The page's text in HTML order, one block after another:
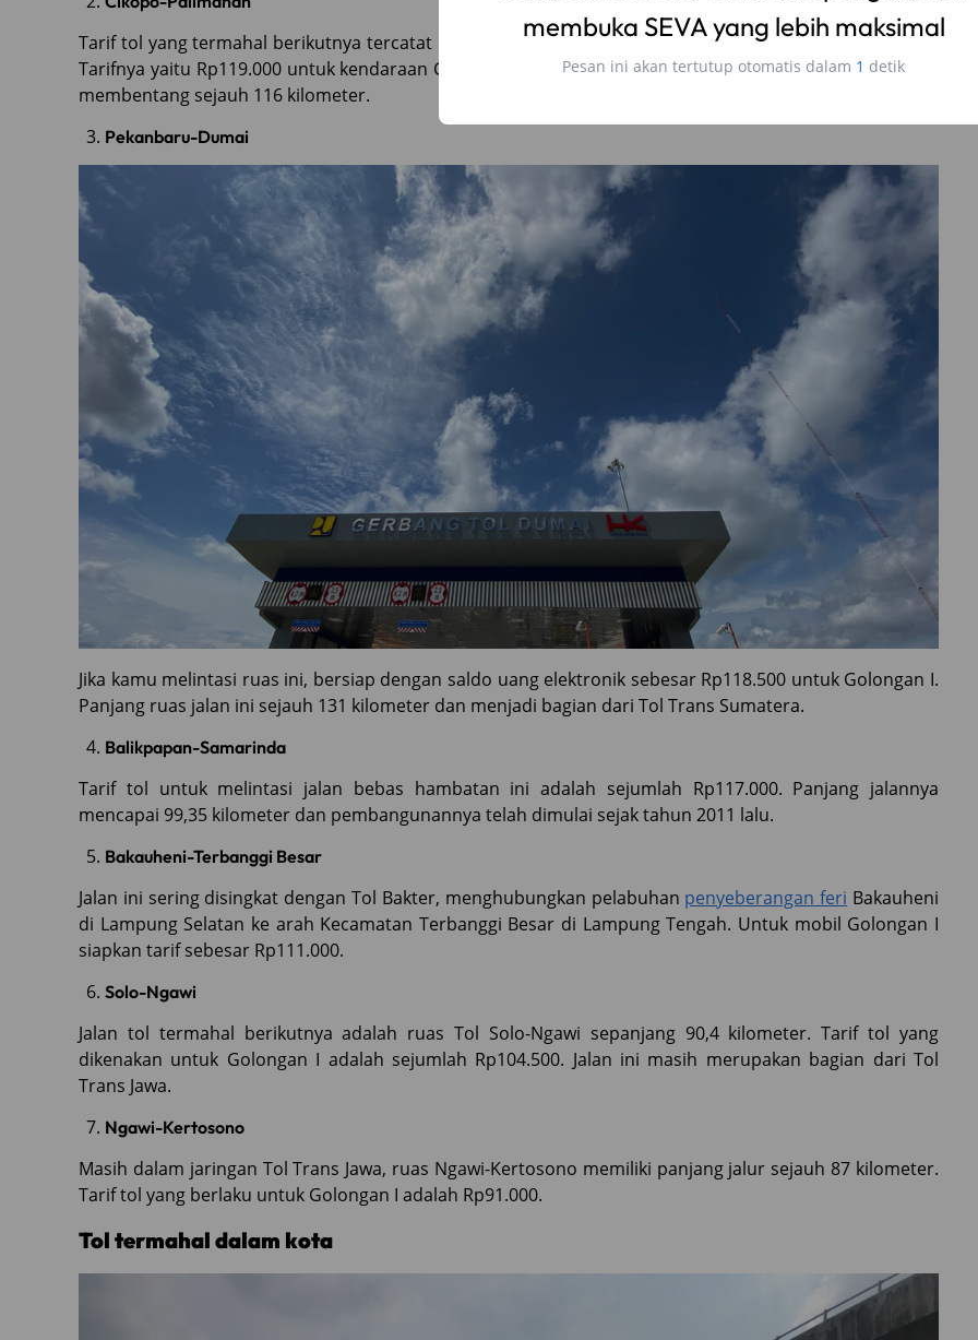
Tarif tol yang termahal berikutnya tercatat pada ruas Tol Cikopo-Palimanan atau sering disingkatCipali.
Tarifnya yaitu Rp119.000 untuk kendaraan Golongan I. Jalan ini menjadi bagian dari Tol Trans Jawa yang
membentang sejauh 116 kilometer.
Pekanbaru-Dumai
Jika kamu melintasi ruas ini, bersiap dengan saldo uang elektronik sebesar Rp118.500 untuk Golongan I.
Panjang ruas jalan ini sejauh 131 kilometer dan menjadi bagian dari Tol Trans Sumatera.
Balikpapan-Samarinda
Tarif tol untuk melintasi jalan bebas hambatan ini adalah sejumlah Rp117.000. Panjang jalannya
mencapai 99,35 kilometer dan pembangunannya telah dimulai sejak tahun 2011 lalu.
Bakauheni-Terbanggi Besar
Jalan ini sering disingkat dengan Tol Bakter, menghubungkan pelabuhan penyeberangan feri Bakauheni
di Lampung Selatan ke arah Kecamatan Terbanggi Besar di Lampung Tengah. Untuk mobil Golongan I
siapkan tarif sebesar Rp111.000.
Solo-Ngawi
Jalan tol termahal berikutnya adalah ruas Tol Solo-Ngawi sepanjang 90,4 kilometer. Tarif tol yang
dikenakan untuk Golongan I adalah sejumlah Rp104.500. Jalan ini masih merupakan bagian dari Tol
Trans Jawa.
Ngawi-Kertosono
Masih dalam jaringan Tol Trans Jawa, ruas Ngawi-Kertosono memiliki panjang jalur sejauh 87 kilometer.
Tarif tol yang berlaku untuk Golongan I adalah Rp91.000.
Tol termahal dalam kota